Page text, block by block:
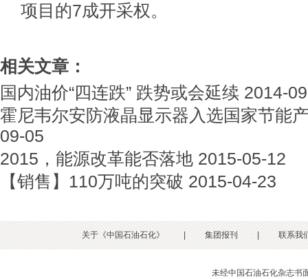
项目的7成开采权。
相关文章：
国内油价“四连跌” 跌势或会延续 2014-
霍尼韦尔安防液晶显示器入选国家节能
09-05
2015，能源改革能否落地 2015-05-12
【销售】110万吨的突破 2015-04-23
关于《中国石油石化》 集团报刊 联系我
未经中国石油石化杂志书